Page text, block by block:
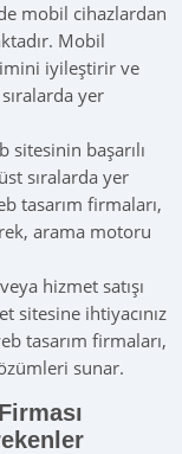
mobil cihazlardan
Mobil
iyileştirir ve
yer
sitesinin başarılı
sıralarda yer
tasarım firmaları,
arama motoru
hizmet satışı
sitesine ihtiyacınız
tasarım firmaları,
sunar.